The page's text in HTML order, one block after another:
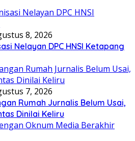
8, 2026
Nelayan DPC HNSI Ketapang
7, 2026
Rumah Jurnalis Belum Usai,
Dinilai Keliru